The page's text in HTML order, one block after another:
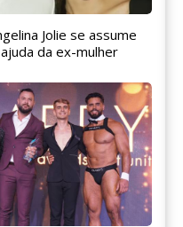
Jolie se assume
da ex-mulher